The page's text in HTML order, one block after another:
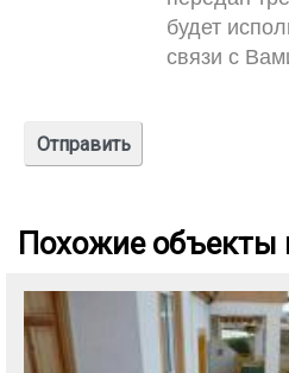
будет
связи с
Похожие объекты